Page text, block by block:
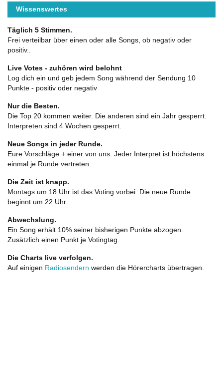
Wissenswertes
Täglich 5 Stimmen.
Frei verteilbar über einen oder alle Songs, ob negativ oder
positiv..
Live Votes - zuhören wird belohnt
Log dich ein und geb jedem Song während der Sendung 10
Punkte - positiv oder negativ
Nur die Besten.
Die Top 20 kommen weiter. Die anderen sind ein Jahr gesperrt.
Interpreten sind 4 Wochen gesperrt.
Neue Songs in jeder Runde.
Eure Vorschläge + einer von uns. Jeder Interpret ist höchstens
einmal je Runde vertreten.
Die Zeit ist knapp.
Montags um 18 Uhr ist das Voting vorbei. Die neue Runde
beginnt um 22 Uhr.
Abwechslung.
Ein Song erhält 10% seiner bisherigen Punkte abzogen.
Zusätzlich einen Punkt je Votingtag.
Die Charts live verfolgen.
Auf einigen Radiosendern werden die Hörercharts übertragen.